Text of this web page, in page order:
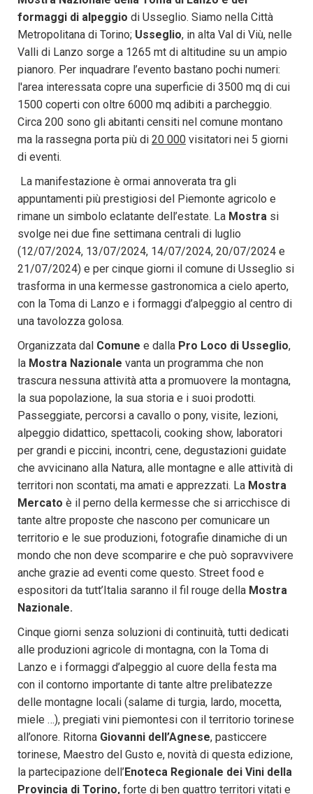
formaggi di alpeggio di Usseglio. Siamo nella Città
Metropolitana di Torino; Usseglio, in alta Val di Viù, nelle
Valli di Lanzo sorge a 1265 mt di altitudine su un ampio
pianoro. Per inquadrare l’evento bastano pochi numeri:
l'area interessata copre una superficie di 3500 mq di cui
1500 coperti con oltre 6000 mq adibiti a parcheggio.
Circa 200 sono gli abitanti censiti nel comune montano
ma la rassegna porta più di 20 000 visitatori nei 5 giorni
di eventi.
La manifestazione è ormai annoverata tra gli
appuntamenti più prestigiosi del Piemonte agricolo e
rimane un simbolo eclatante dell’estate. La Mostra si
svolge nei due fine settimana centrali di luglio
(12/07/2024, 13/07/2024, 14/07/2024, 20/07/2024 e
21/07/2024) e per cinque giorni il comune di Usseglio si
trasforma in una kermesse gastronomica a cielo aperto,
con la Toma di Lanzo e i formaggi d’alpeggio al centro di
una tavolozza golosa.
Organizzata dal Comune e dalla Pro Loco di Usseglio,
la Mostra Nazionale vanta un programma che non
trascura nessuna attività atta a promuovere la montagna,
la sua popolazione, la sua storia e i suoi prodotti.
Passeggiate, percorsi a cavallo o pony, visite, lezioni,
alpeggio didattico, spettacoli, cooking show, laboratori
per grandi e piccini, incontri, cene, degustazioni guidate
che avvicinano alla Natura, alle montagne e alle attività di
territori non scontati, ma amati e apprezzati. La Mostra
Mercato è il perno della kermesse che si arricchisce di
tante altre proposte che nascono per comunicare un
territorio e le sue produzioni, fotografie dinamiche di un
mondo che non deve scomparire e che può sopravvivere
anche grazie ad eventi come questo. Street food e
espositori da tutt’Italia saranno il fil rouge della Mostra
Nazionale.
Cinque giorni senza soluzioni di continuità, tutti dedicati
alle produzioni agricole di montagna, con la Toma di
Lanzo e i formaggi d’alpeggio al cuore della festa ma
con il contorno importante di tante altre prelibatezze
delle montagne locali (salame di turgia, lardo, mocetta,
miele …), pregiati vini piemontesi con il territorio torinese
all’onore. Ritorna Giovanni dell’Agnese, pasticcere
torinese, Maestro del Gusto e, novità di questa edizione,
la partecipazione dell’Enoteca Regionale dei Vini della
Provincia di Torino, forte di ben quattro territori vitati e